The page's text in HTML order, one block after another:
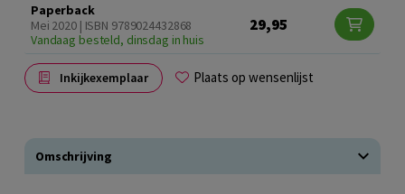
Paperback
Mei 2020 | ISBN 9789024432868
Vandaag besteld, dinsdag in huis
29,95
Inkijkexemplaar Plaats op wensenlijst
Omschrijving